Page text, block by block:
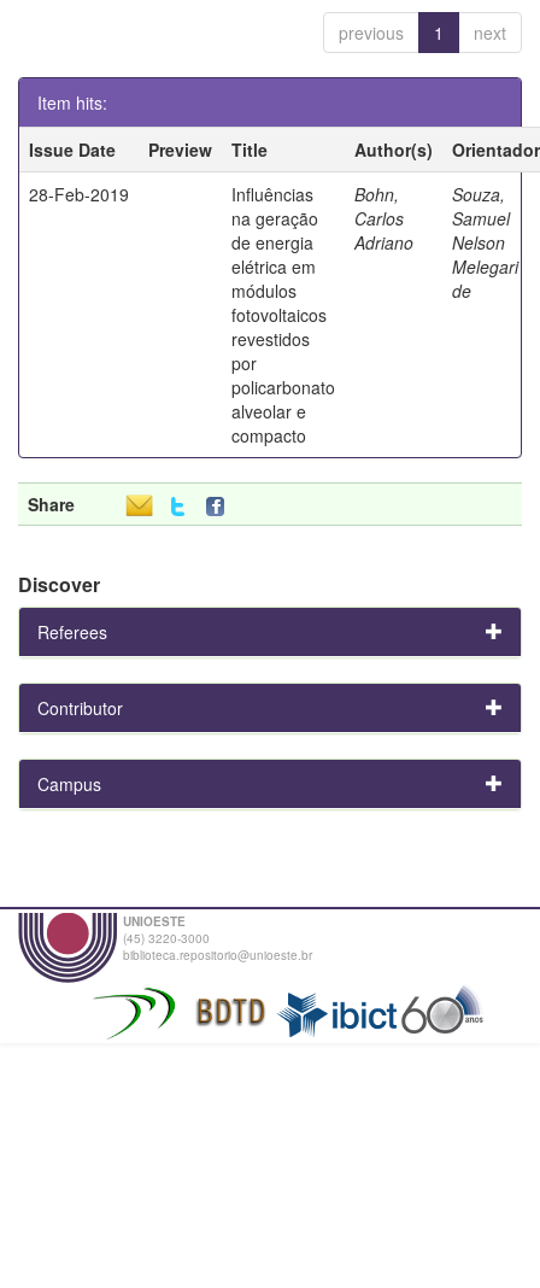
previous 1 next
Item hits:
Issue Date
Preview Title Author(s)
Orientador
28-Feb-2019
Influências
na geração
de energia
elétrica em
módulos
fotovoltaicos
revestidos
por
policarbonato
alveolar e
compacto
Bohn,
Carlos
Adriano
Souza,
Samuel
Nelson
Melegari
de
Share
Discover
Referees
Contributor
Campus
UNIOESTE
(45) 3220-3000
biblioteca.repositorio@unioeste.br